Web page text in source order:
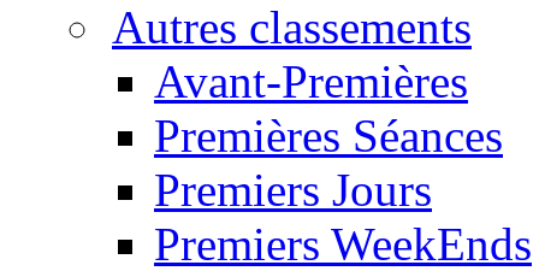
Autres classements
Avant-Premières
Premières Séances
Premiers Jours
Premiers WeekEnds